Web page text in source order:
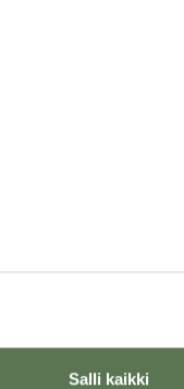
Salli kaikki
työntekijä